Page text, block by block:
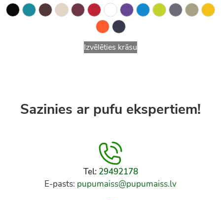
Izvēlēties krāsu
Sazinies ar pufu ekspertiem!
Tel: 29492178
E-pasts: pupumaiss@pupumaiss.lv